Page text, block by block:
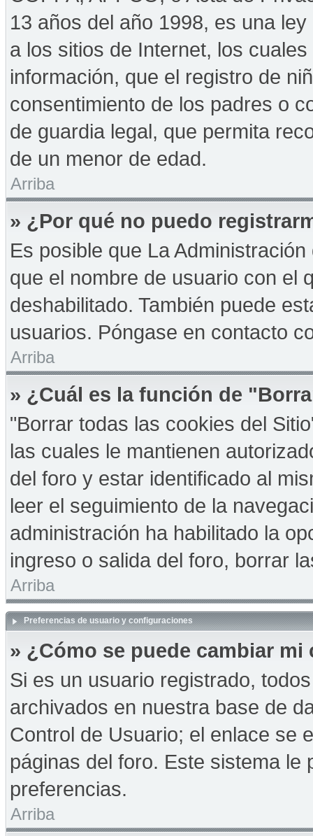
13 años del año 1998, es una
a los sitios de Internet, los
información, que el registro de
consentimiento de los padres o
de guardia legal, que permita
de un menor de edad.
Arriba
» ¿Por qué no puedo
Es posible que La
que el nombre de usuario con el
deshabilitado. También puede
usuarios. Póngase en contacto
Arriba
» ¿Cuál es la función de
"Borrar todas las cookies del
las cuales le mantienen
del foro y estar identificado al
leer el seguimiento de la
administración ha habilitado la
ingreso o salida del foro, borrar
Arriba
Preferencias de usuario y configuraciones
» ¿Cómo se puede cambiar
Si es un usuario registrado,
archivados en nuestra base de
Control de Usuario; el enlace se
páginas del foro. Este sistema
preferencias.
Arriba